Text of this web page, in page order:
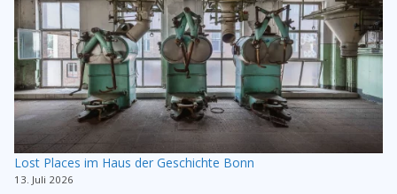
Lost Places im Haus der Geschichte Bonn
13. Juli 2026